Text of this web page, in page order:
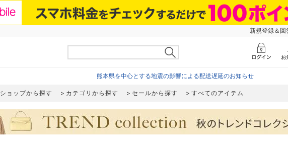
新規登録＆
熊本県を中心とする地震の影響による配送遅延のお知らせ
ショップから探す カテゴリから探す セールから探す すべてのアイテム